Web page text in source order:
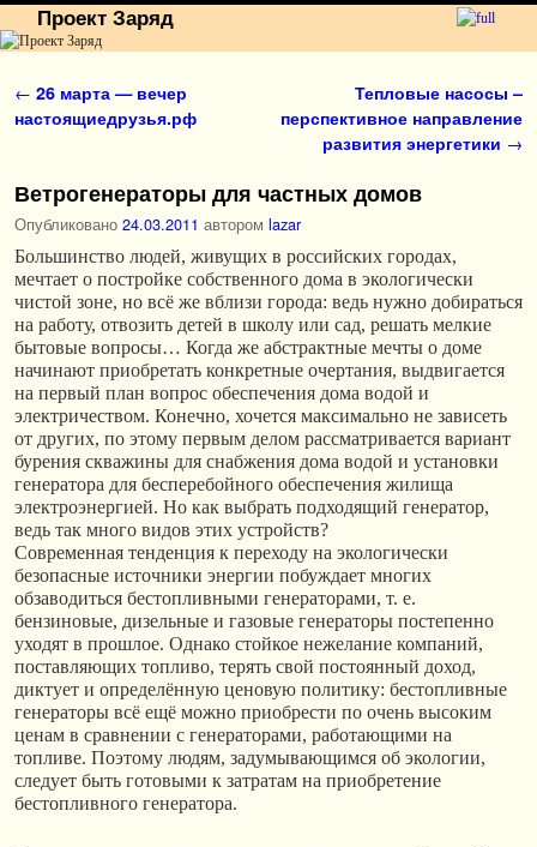
Проект Заряд
Навигация по записям
← 26 марта — вечер
настоящиедрузья.рф
Тепловые насосы –
перспективное направление
развития энергетики →
Ветрогенераторы для частных домов
Опубликовано 24.03.2011 автором lazar
Большинство людей, живущих в российских городах,
мечтает о постройке собственного дома в экологически
чистой зоне, но всё же вблизи города: ведь нужно добираться
на работу, отвозить детей в школу или сад, решать мелкие
бытовые вопросы… Когда же абстрактные мечты о доме
начинают приобретать конкретные очертания, выдвигается
на первый план вопрос обеспечения дома водой и
электричеством. Конечно, хочется максимально не зависеть
от других, по этому первым делом рассматривается вариант
бурения скважины для снабжения дома водой и установки
генератора для бесперебойного обеспечения жилища
электроэнергией. Но как выбрать подходящий генератор,
ведь так много видов этих устройств?
Современная тенденция к переходу на экологически
безопасные источники энергии побуждает многих
обзаводиться бестопливными генераторами, т. е.
бензиновые, дизельные и газовые генераторы постепенно
уходят в прошлое. Однако стойкое нежелание компаний,
поставляющих топливо, терять свой постоянный доход,
диктует и определённую ценовую политику: бестопливные
генераторы всё ещё можно приобрести по очень высоким
ценам в сравнении с генераторами, работающими на
топливе. Поэтому людям, задумывающимся об экологии,
следует быть готовыми к затратам на приобретение
бестопливного генератора.